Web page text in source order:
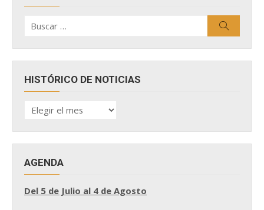
por:
HISTÓRICO DE NOTICIAS
HISTÓRICO
DE
AGENDA
Del 5 de Julio al 4 de Agosto